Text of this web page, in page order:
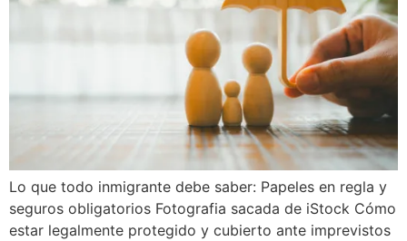
Lo que todo inmigrante debe saber: Papeles en regla y
seguros obligatorios Fotografia sacada de iStock Cómo
estar legalmente protegido y cubierto ante imprevistos